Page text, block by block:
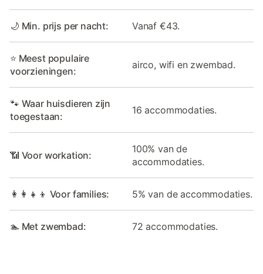
🌙 Min. prijs per nacht: Vanaf €43.
⭐ Meest populaire
voorzieningen:
airco, wifi en zwembad.
🐾 Waar huisdieren zijn
toegestaan:
16 accommodaties.
📶 Voor workation:
100% van de
accommodaties.
👩‍👩‍👧‍👦 Voor families: 5% van de accommodaties.
🏊 Met zwembad: 72 accommodaties.